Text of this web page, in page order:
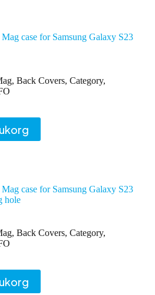
case for Samsung Galaxy S23
, Back Covers, Category,
case for Samsung Galaxy S23
hole
, Back Covers, Category,